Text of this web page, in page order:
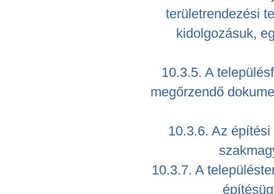
területrendezési
kidolgozásuk,
10.3.5. A
megőrzendő
10.3.6. Az
10.3.7. A